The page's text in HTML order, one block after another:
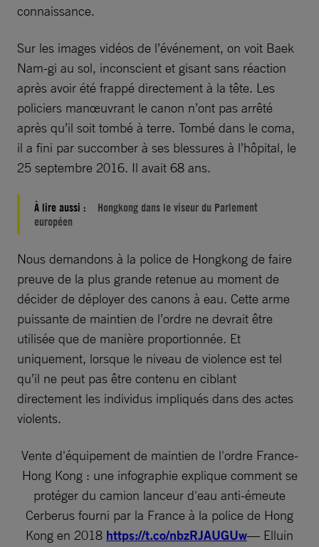
connaissance.
Sur les images vidéos de l’événement, on voit Baek
Nam-gi au sol, inconscient et gisant sans réaction
après avoir été frappé directement à la tête. Les
policiers manœuvrant le canon n’ont pas arrêté
après qu’il soit tombé à terre. Tombé dans le coma,
il a fini par succomber à ses blessures à l’hôpital, le
25 septembre 2016. Il avait 68 ans.
À lire aussi :
Hongkong dans le viseur du Parlement
européen
Nous demandons à la police de Hongkong de faire
preuve de la plus grande retenue au moment de
décider de déployer des canons à eau. Cette arme
puissante de maintien de l’ordre ne devrait être
utilisée que de manière proportionnée. Et
uniquement, lorsque le niveau de violence est tel
qu’il ne peut pas être contenu en ciblant
directement les individus impliqués dans des actes
violents.
Vente d'équipement de maintien de l'ordre France-
Hong Kong : une infographie explique comment se
protéger du camion lanceur d'eau anti-émeute
Cerberus fourni par la France à la police de Hong
Kong en 2018 https://t.co/nbzRJAUGUw— Elluin